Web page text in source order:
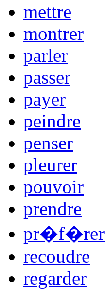
mettre
montrer
parler
passer
payer
peindre
penser
pleurer
pouvoir
prendre
pr�f�rer
recoudre
regarder